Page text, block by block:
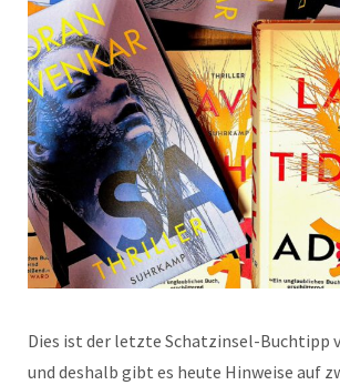
Dies ist der letzte Schatzinsel-Buchtipp
und deshalb gibt es heute Hinweise auf